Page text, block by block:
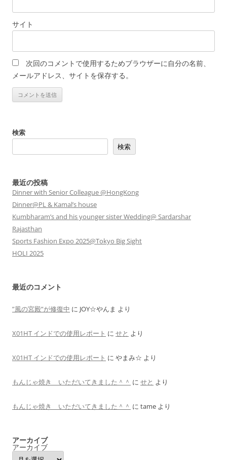
サイト
次回のコメントで使用するためブラウザーに自分の名前、
メールアドレス、サイトを保存する。
検索
検索
最近の投稿
Dinner with Senior Colleague @HongKong
Dinner@PL & Kamal’s house
Kumbharam’s and his younger sister Wedding@ Sardarshar
Rajasthan
Sports Fashion Expo 2025@Tokyo Big Sight
HOLI 2025
最近のコメント
”風の宮殿”が修復中 に JOY☆やんま より
X01HT インドでの使用レポート に せと より
X01HT インドでの使用レポート に やまみ☆ より
もんじゃ焼き いただいてきました＾＾ に せと より
もんじゃ焼き いただいてきました＾＾ に tame より
アーカイブ
アーカイブ